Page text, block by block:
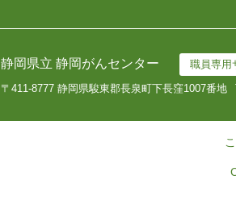
静岡県立 静岡がんセンター 職員専用
〒411-8777 静岡県駿東郡長泉町下長窪1007番地